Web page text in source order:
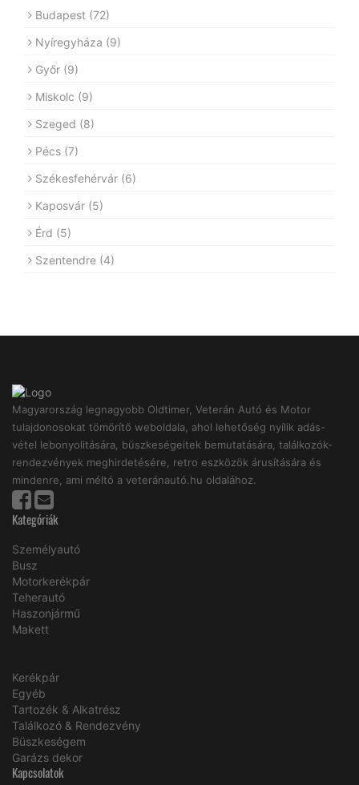
Budapest (72)
Nyíregyháza (9)
Győr (9)
Miskolc (9)
Szeged (8)
Pécs (7)
Székesfehérvár (6)
Kaposvár (5)
Érd (5)
Szentendre (4)
Magyarország legnagyobb Oldtimer, Veterán Autó és Motor
tulajdonosokat tömörítő weboldala, ahol lehetőség nyílik adás-
vétel lebonyolitására, büszkeségeitek bemutatására, találkozók-
rendezvények meghirdetésére, retro eszközök árusítására és
mindenre, ami méltó a veteránautó.hu oldalához.
Kategóriák
Személyautó
Busz
Motorkerékpár
Teherautó
Haszonjármű
Makett
Kerékpár
Egyéb
Tartozék & Alkatrész
Találkozó & Rendezvény
Büszkeségem
Garázs dekor
Kapcsolatok